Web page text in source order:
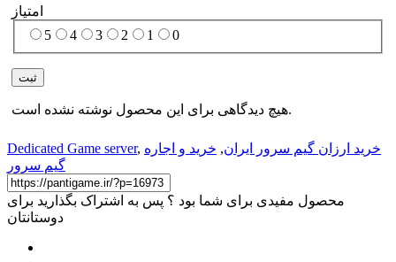
امتیاز
5
4 3 2 1 0
هیچ دیدگاهی برای این محصول نوشته نشده است.
Dedicated Game server, خرید ارزان گیم سرور ایران, خرید و اجاره
گیم سرور
محصول مفیدی برای شما بود ؟ پس به اشتراک بگذارید برای
دوستانتان